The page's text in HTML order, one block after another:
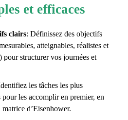
et efficaces
clairs: Définissez des objectifs
atteignables, réalistes et
pour structurer vos journées et
les tâches les plus
pour les accomplir en premier, en
d’Eisenhower.